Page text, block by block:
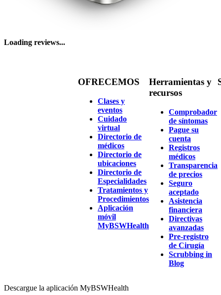
Loading reviews...
OFRECEMOS
Clases y
eventos
Cuidado
virtual
Directorio de
médicos
Directorio de
ubicaciones
Directorio de
Especialidades
Tratamientos y
Procedimientos
Aplicación
móvil
MyBSWHealth
Herramientas y
recursos
Comprobador
de síntomas
Pague su
cuenta
Registros
médicos
Transparencia
de precios
Seguro
aceptado
Asistencia
financiera
Directivas
avanzadas
Pre-registro
de Cirugía
Scrubbing in
Blog
Descargue la aplicación MyBSWHealth